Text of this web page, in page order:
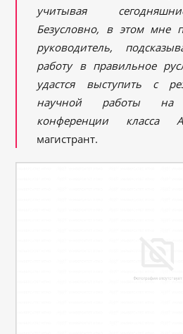
учитывая
Безусловно, в этом мне
руководитель,
работу в правильное
удастся выступить с
научной работы на
конференции класса
магистрант.